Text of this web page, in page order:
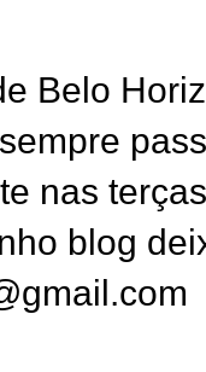
Belo
nas
blog